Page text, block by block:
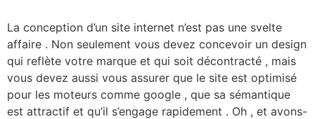
La conception d’un site internet n’est pas une svelte
affaire . Non seulement vous devez concevoir un design
qui reflète votre marque et qui soit décontracté , mais
vous devez aussi vous assurer que le site est optimisé
pour les moteurs comme google , que sa sémantique
est attractif et qu’il s’engage rapidement . Oh , et avons-